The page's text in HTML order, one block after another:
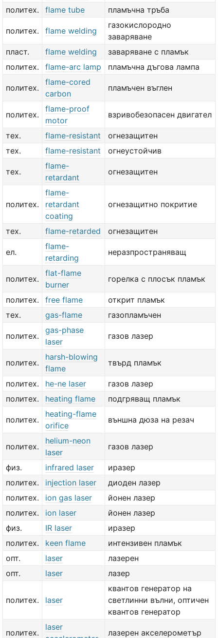
политех.
flame tube пламъчна тръба
политех. flame welding
газокислородно
заваряване
пласт.
flame welding
заваряване с пламък
политех.
flame-arc lamp пламъчна дъгова лампа
политех.
flame-cored
carbon
пламъчен въглен
политех.
flame-proof
motor
взривобезопасен двигател
тех. flame-resistant
огнезащитен
тех.
flame-resistant огнеустойчив
тех.
flame-
retardant
огнезащитен
политех.
flame-
retardant
coating
огнезащитно покритие
тех. flame-retarded огнезащитен
ел.
flame-
retarding
неразпространяващ
политех.
flat-flame
burner
горелка с плосък пламък
политех. free flame
открит пламък
тех.
gas-flame газопламъчен
политех.
gas-phase
laser
газов лазер
политех.
harsh-blowing
flame
твърд пламък
политех. he-ne laser
газов лазер
политех.
heating flame подгряващ пламък
политех.
heating-flame
orifice
външна дюза на резач
политех.
helium-neon
laser
газов лазер
физ. infrared laser
иразер
политех.
injection laser
диоден лазер
политех.
ion gas laser
йонен лазер
политех.
ion laser
йонен лазер
физ.
IR laser
иразер
политех.
keen flame
интензивен пламък
опт.
laser
лазерен
опт.
laser лазер
политех. laser
квантов генератор на
светлинни вълни, оптичен
квантов генератор
политех.
laser
лазерен акселерометър